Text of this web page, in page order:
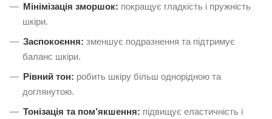
Мінімізація зморшок: покращує гладкість і пружність
шкіри.
Заспокоєння: зменшує подразнення та підтримує
баланс шкіри.
Рівний тон: робить шкіру більш однорідною та
доглянутою.
Тонізація та пом’якшення: підвищує еластичність і